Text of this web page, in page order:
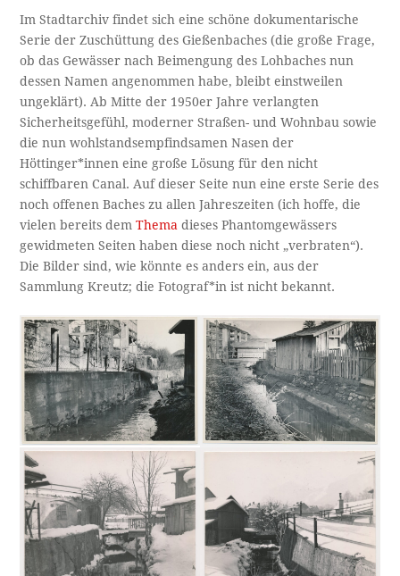
Im Stadtarchiv findet sich eine schöne dokumentarische
Serie der Zuschüttung des Gießenbaches (die große Frage,
ob das Gewässer nach Beimengung des Lohbaches nun
dessen Namen angenommen habe, bleibt einstweilen
ungeklärt). Ab Mitte der 1950er Jahre verlangten
Sicherheitsgefühl, moderner Straßen- und Wohnbau sowie
die nun wohlstandsempfindsamen Nasen der
Höttinger*innen eine große Lösung für den nicht
schiffbaren Canal. Auf dieser Seite nun eine erste Serie des
noch offenen Baches zu allen Jahreszeiten (ich hoffe, die
vielen bereits demThema dieses Phantomgewässers
gewidmeten Seiten haben diese noch nicht „verbraten“).
Die Bilder sind, wie könnte es anders ein, aus der
Sammlung Kreutz; die Fotograf*in ist nicht bekannt.